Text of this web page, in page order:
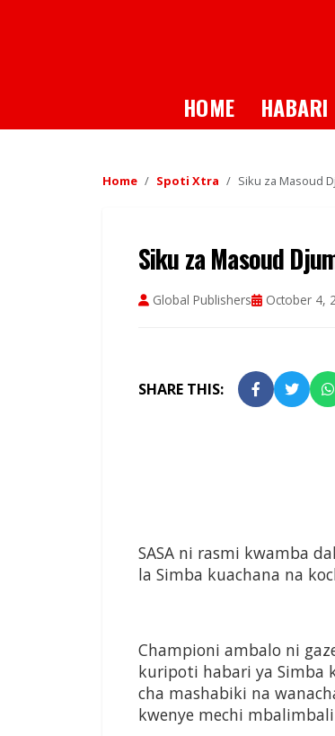
HOME HABARI
Home Spoti Xtra Siku za Masoud
Siku za Masoud
Global Publishers October 4,
SHARE THIS:
SASA ni rasmi kwamba
la Simba kuachana na
Championi ambalo ni
kuripoti habari ya Simba
cha mashabiki na
kwenye mechi